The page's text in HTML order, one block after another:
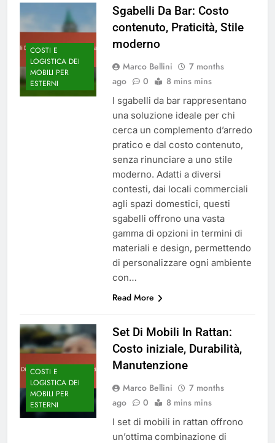
COSTI E
LOGISTICA DEI
MOBILI PER
ESTERNI
Sgabelli Da Bar: Costo
contenuto, Praticità, Stile
moderno
Marco Bellini
7 months
ago
0 8 mins mins
I sgabelli da bar rappresentano
una soluzione ideale per chi
cerca un complemento d’arredo
pratico e dal costo contenuto,
senza rinunciare a uno stile
moderno. Adatti a diversi
contesti, dai locali commerciali
agli spazi domestici, questi
sgabelli offrono una vasta
gamma di opzioni in termini di
materiali e design, permettendo
di personalizzare ogni ambiente
con…
Read More
COSTI E
LOGISTICA DEI
MOBILI PER
ESTERNI
Set Di Mobili In Rattan:
Costo iniziale, Durabilità,
Manutenzione
Marco Bellini
7 months
ago
0 8 mins mins
I set di mobili in rattan offrono
un’ottima combinazione di